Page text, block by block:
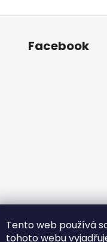
Tento web používá
tohoto webu
Facebook